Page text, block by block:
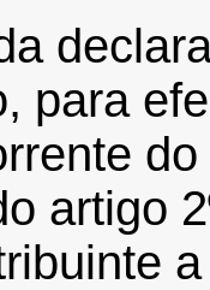
para
artigo